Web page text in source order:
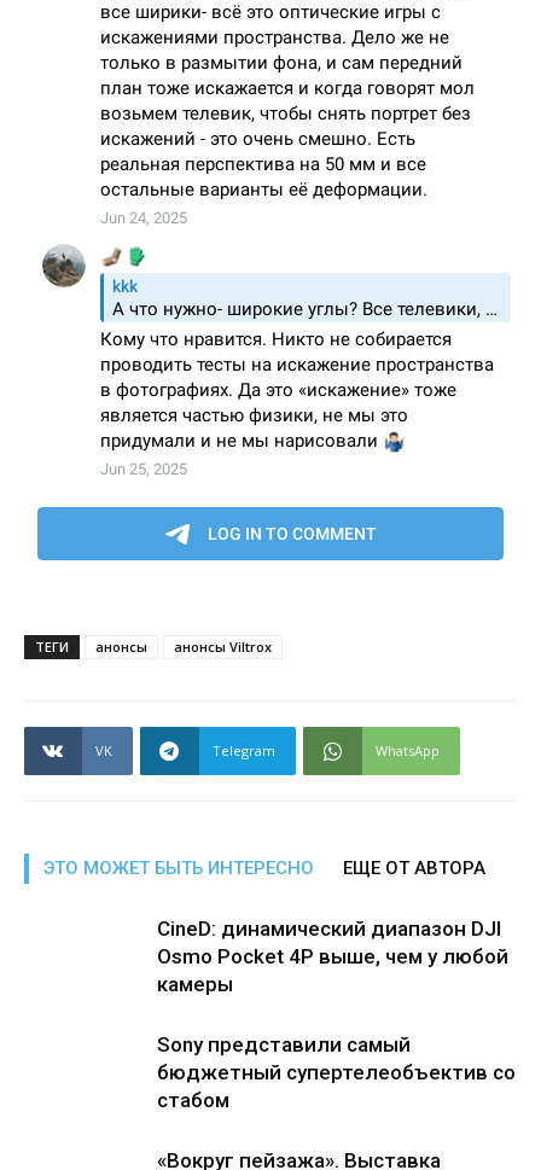
ТЕГИ анонсы анонсы Viltrox
VK Telegram WhatsApp
ЭТО МОЖЕТ БЫТЬ ИНТЕРЕСНО ЕЩЕ ОТ АВТОРА
CineD: динамический диапазон DJI
Osmo Pocket 4P выше, чем у любой
камеры
Sony представили самый
бюджетный супертелеобъектив со
стабом
«Вокруг пейзажа». Выставка